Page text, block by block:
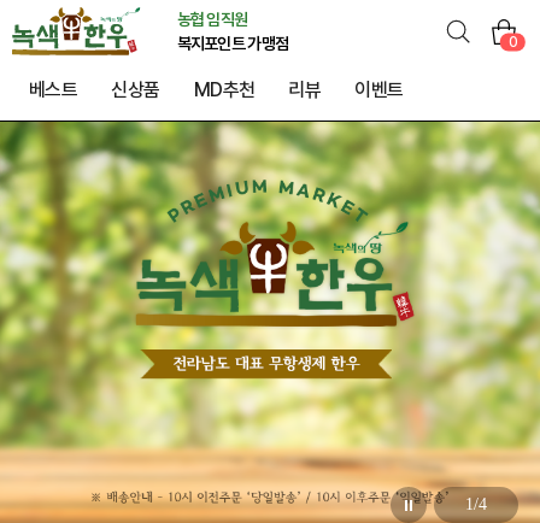
농협 임직원
복지포인트 가맹점
0
베스트 신상품 MD추천 리뷰 이벤트
1/4